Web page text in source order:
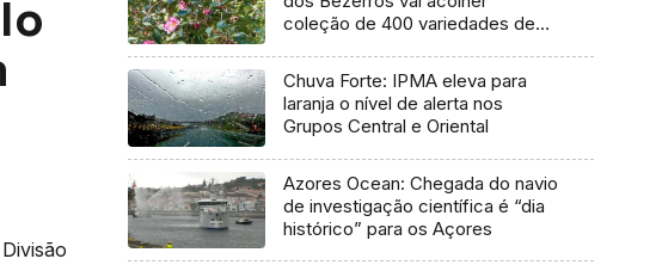
coleção de 400 variedades de
Chuva Forte: IPMA eleva para
laranja o nível de alerta nos
Grupos Central e Oriental
Azores Ocean: Chegada do navio
de investigação científica é “dia
histórico” para os Açores